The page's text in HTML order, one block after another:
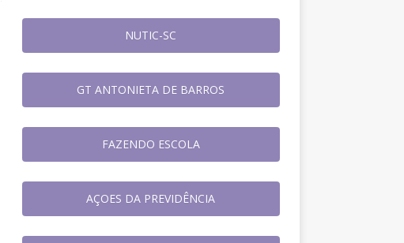
NUTIC-SC
GT ANTONIETA DE BARROS
FAZENDO ESCOLA
AÇOES DA PREVIDÊNCIA